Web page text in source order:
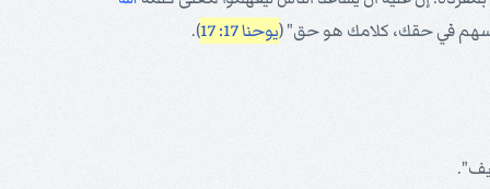
في حقك، كلامك هو حق" (يوحنا 17: 17 ).